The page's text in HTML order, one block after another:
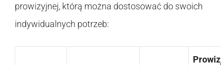
prowizyjnej, którą można dostosować do swoich
indywidualnych potrzeb: